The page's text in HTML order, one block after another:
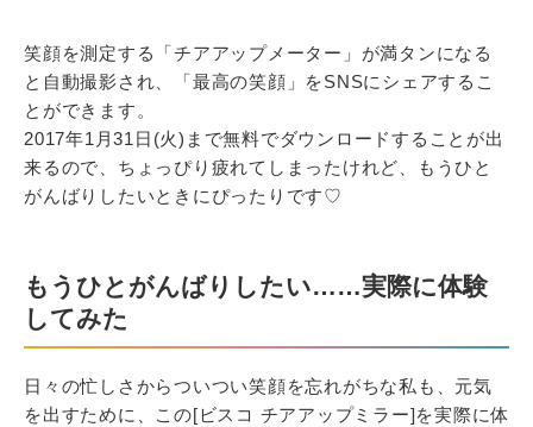
笑顔を測定する「チアアップメーター」が満タンになる
と自動撮影され、「最高の笑顔」をSNSにシェアするこ
とができます。
2017年1月31日(火)まで無料でダウンロードすることが出
来るので、ちょっぴり疲れてしまったけれど、もうひと
がんばりしたいときにぴったりです♡
もうひとがんばりしたい……実際に体験
してみた
日々の忙しさからついつい笑顔を忘れがちな私も、元気
を出すために、この[ビスコ チアアップミラー]を実際に体